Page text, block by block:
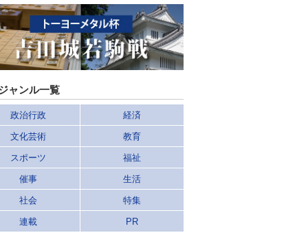
ャンル一覧
政治行政 経済
文化芸術 教育
スポーツ 福祉
催事 生活
社会 特集
連載 PR